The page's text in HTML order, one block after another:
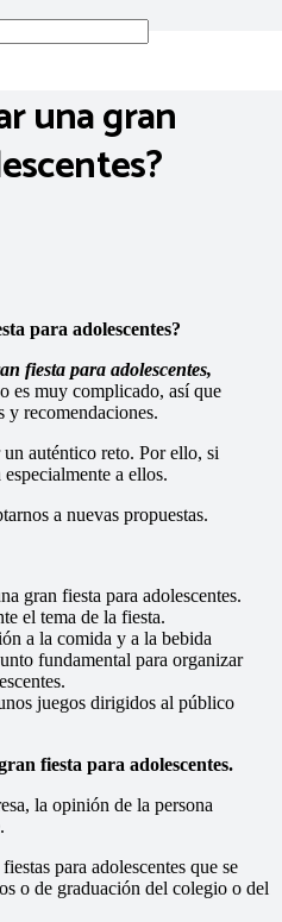
una gran
para adolescentes?
fiesta para adolescentes,
es muy complicado, así que
y recomendaciones.
auténtico reto. Por ello, si
a ellos.
a nuevas propuestas.
gran fiesta para adolescentes.
el tema de la fiesta.
a la comida y a la bebida
fundamental para organizar
juegos dirigidos al público
fiesta para adolescentes.
la opinión de la persona
para adolescentes que se
o de graduación del colegio o del